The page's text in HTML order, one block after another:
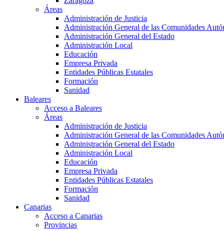
Áreas
Administración de Justicia
Administración General de las Comunidades
Administración General del Estado
Administración Local
Educación
Empresa Privada
Entidades Públicas Estatales
Formación
Sanidad
Baleares
Acceso a Baleares
Áreas
Administración de Justicia
Administración General de las Comunidades
Administración General del Estado
Administración Local
Educación
Empresa Privada
Entidades Públicas Estatales
Formación
Sanidad
Canarias
Acceso a Canarias
Provincias